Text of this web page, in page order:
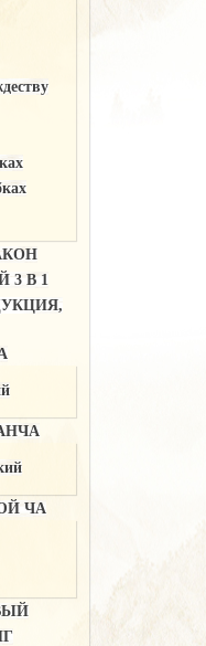
3 В 1
ЧА